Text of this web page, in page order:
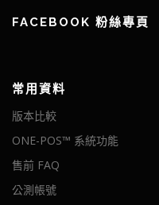
FACEBOOK 粉絲專頁
常用資料
版本比較
ONE-POS™ 系統功能
售前 FAQ
公測帳號